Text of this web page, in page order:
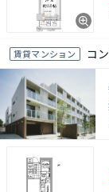
賃貸マンション コ